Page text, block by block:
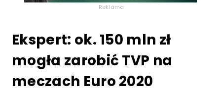
Reklama
Ekspert: ok. 150 mln zł
mogła zarobić TVP na
meczach Euro 2020